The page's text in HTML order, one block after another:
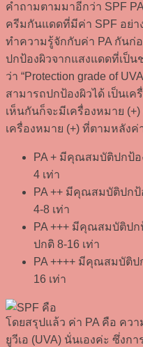
คำถามตามมาอีกว่า SPF
ครีมกันแดดที่มีค่า SPF อย่า
ทำความรู้จักกับค่า PA กันก่
ปกป้องผิวจากแสงแดดที่เป็น
ว่า “Protection grade of
สามารถปกป้องผิวได้ เป็นเ
เห็นกันก็จะมีเครื่องหมาย
เครื่องหมาย (+) ที่ตามหลัง
PA + มีคุณสมบัติปกป้อ
4 เท่า
PA ++ มีคุณสมบัติปก
4-8 เท่า
PA +++ มีคุณสมบัติปก
ปกติ 8-16 เท่า
PA ++++ มีคุณสมบัติป
16 เท่า
โดยสรุปแล้ว ค่า PA คือ คว
ยูวีเอ (UVA) นั่นเองค่ะ ซึ่ง